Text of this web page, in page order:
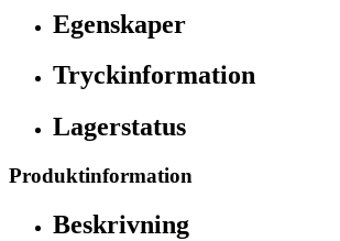
Egenskaper
Tryckinformation
Lagerstatus
Produktinformation
Beskrivning